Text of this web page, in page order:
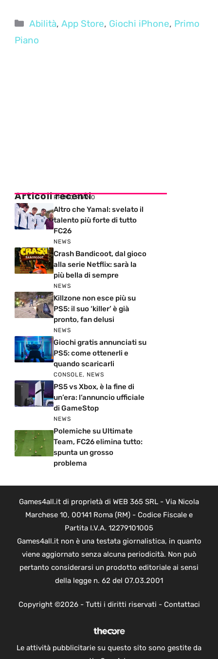
Categorie
Abilità,App Store, Giochi iPhone, Primo
Piano
Articoli recenti
PRIMO PIANO
Altro che Yamal: svelato il
talento più forte di tutto
FC26
NEWS
Crash Bandicoot, dal gioco
alla serie Netflix: sarà la
più bella di sempre
NEWS
Killzone non esce più su
PS5: il suo ‘killer’ è già
pronto, fan delusi
NEWS
Giochi gratis annunciati su
PS5: come ottenerli e
quando scaricarli
CONSOLE, NEWS
PS5 vs Xbox, è la fine di
un’era: l’annuncio ufficiale
di GameStop
NEWS
Polemiche su Ultimate
Team, FC26 elimina tutto:
spunta un grosso
problema
Games4all.it di proprietà di WEB 365 SRL - Via Nicola
Marchese 10, 00141 Roma (RM) - Codice Fiscale e
Partita I.V.A. 12279101005
Games4all.it non è una testata giornalistica, in quanto
viene aggiornato senza alcuna periodicità. Non può
pertanto considerarsi un prodotto editoriale ai sensi
della legge n. 62 del 07.03.2001
Copyright ©2026 - Tutti i diritti riservati - Contattaci
Le attività pubblicitarie su questo sito sono gestite da